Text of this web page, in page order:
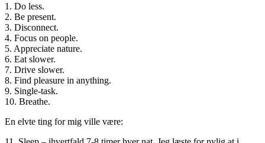
1. Do less.
2. Be present.
3. Disconnect.
4. Focus on people.
5. Appreciate nature.
6. Eat slower.
7. Drive slower.
8. Find pleasure in anything.
9. Single-task.
10. Breathe.
En elvte ting for mig ville være: